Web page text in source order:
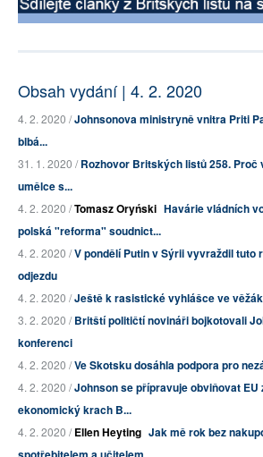
Obsah vydání | 4. 2. 2020
4. 2. 2020 /Johnsonova ministryně vnitra Priti
blbá...
31. 1. 2020 /Rozhovor Britských listů 258. Proč
umělce s...
4. 2. 2020 /Tomasz Oryński Havárie vládních
polská "reforma" soudnict...
4. 2. 2020 /V pondělí Putin v Sýrii vyvraždil tuto
odjezdu
4. 2. 2020 /Ještě k rasistické vyhlášce ve
3. 2. 2020 /Britští političtí novináři bojkotovali
konferenci
4. 2. 2020 /Ve Skotsku dosáhla podpora pro
4. 2. 2020 /Johnson se přípravuje obviňovat EU
ekonomický krach B...
4. 2. 2020 /Ellen Heyting Jak mě rok bez